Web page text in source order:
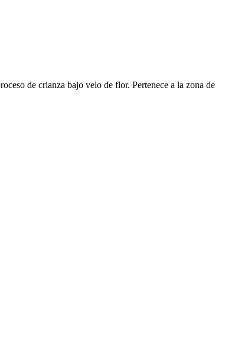
de crianza bajo velo de flor. Pertenece a la zona de